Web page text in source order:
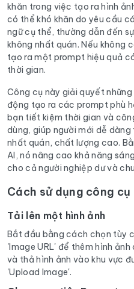
khăn trong việc tạo ra hình
có thể khó khăn do yêu cầu
ngữ cụ thể, thường dẫn đến
không nhất quán. Nếu không
tạo ra một prompt hiệu quả
thời gian.
Công cụ này giải quyết
động tạo ra các prompt phù
bạn tiết kiệm thời gian và
dùng, giúp người mới dễ
nhất quán, chất lượng cao.
AI, nó nâng cao khả năng
cho cả người nghiệp dư và
Cách sử dụng công
Tải lên một hình ảnh
Bắt đầu bằng cách chọn tùy
'Image URL' để thêm hình
và thả hình ảnh vào khu vực
'Upload Image'.